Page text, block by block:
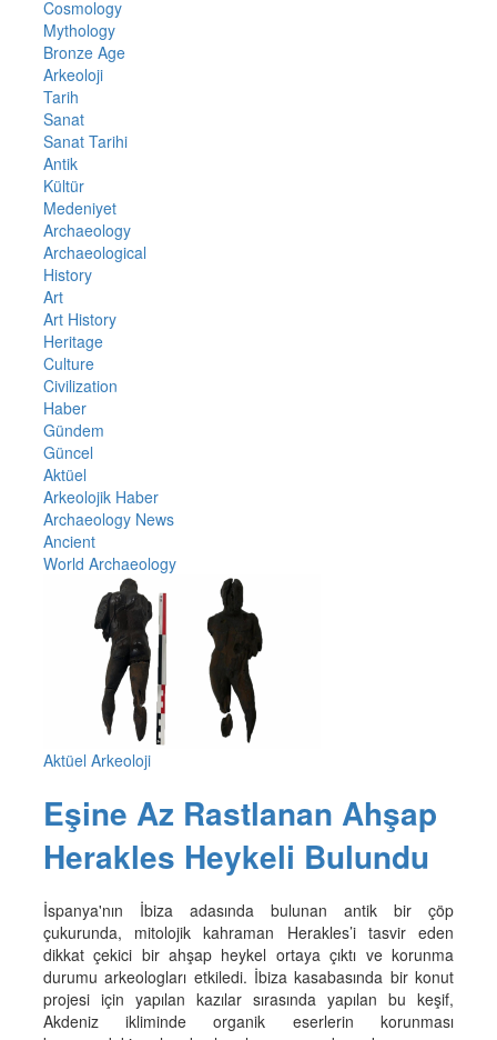
Cosmology
Mythology
Bronze Age
Arkeoloji
Tarih
Sanat
Sanat Tarihi
Antik
Kültür
Medeniyet
Archaeology
Archaeological
History
Art
Art History
Heritage
Culture
Civilization
Haber
Gündem
Güncel
Aktüel
Arkeolojik Haber
Archaeology News
Ancient
World Archaeology
Aktüel Arkeoloji
Eşine Az Rastlanan Ahşap
Herakles Heykeli Bulundu
İspanya'nın İbiza adasında bulunan antik bir çöp
çukurunda, mitolojik kahraman Herakles’i tasvir eden
dikkat çekici bir ahşap heykel ortaya çıktı ve korunma
durumu arkeologları etkiledi. İbiza kasabasında bir konut
projesi için yapılan kazılar sırasında yapılan bu keşif,
Akdeniz ikliminde organik eserlerin korunması